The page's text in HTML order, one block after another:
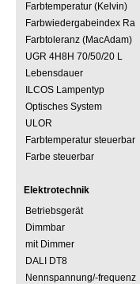
Farbtemperatur (Kelvin)
Farbwiedergabeindex Ra
Farbtoleranz (MacAdam)
UGR 4H8H 70/50/20 L
Lebensdauer
ILCOS Lampentyp
Optisches System
ULOR
Farbtemperatur steuerbar
Farbe steuerbar
Elektrotechnik
Betriebsgerät
Dimmbar
mit Dimmer
DALI DT8
Nennspannung/-frequenz